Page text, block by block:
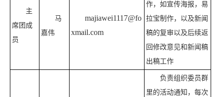
主
席团成
员
马
嘉伟
majiawei1117@fo
xmail.com
作，如宣传海报，易
拉宝制作，以及新闻
稿的复审以及后续返
回修改意见和新闻稿
出稿工作
负责组织委员群
里的活动通知，每次